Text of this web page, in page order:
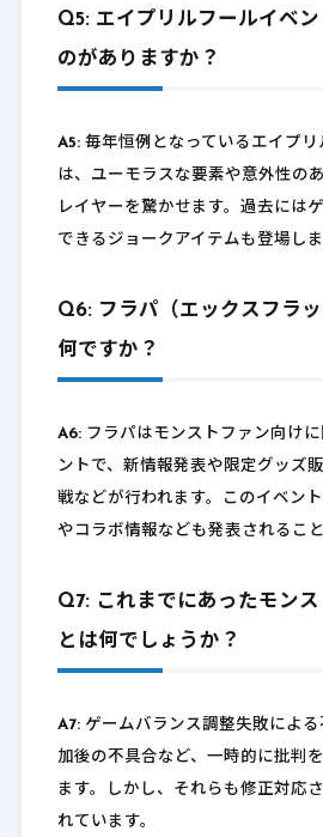
Q5: エイプリルフールイベ
のがありますか？
A5:毎年恒例となっているエイプリ
は、ユーモラスな要素や意外性の
レイヤーを驚かせます。過去には
できるジョークアイテムも登場しま
Q6: フラパ（エックスフラ
何ですか？
A6:フラパはモンストファン向け
ントで、新情報発表や限定グッズ
戦などが行われます。このイベン
やコラボ情報なども発表されるこ
Q7: これまでにあったモンス
とは何でしょうか？
A7:ゲームバランス調整失敗による
加後の不具合など、一時的に批判
ます。しかし、それらも修正対応
れています。